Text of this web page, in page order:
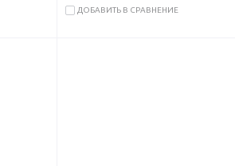
ДОБАВИТЬ В СРАВНЕНИЕ